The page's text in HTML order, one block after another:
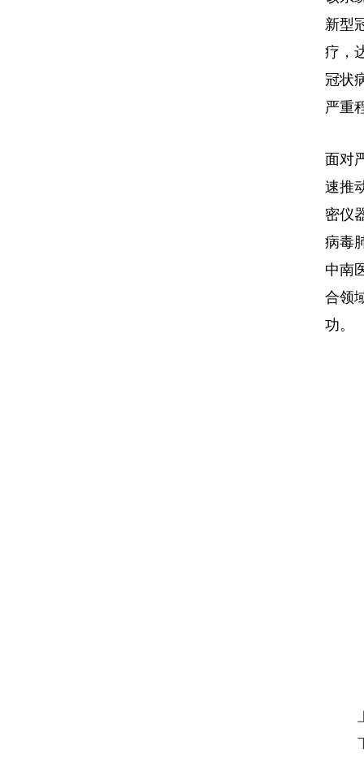
新型
疗，
冠状
严重
面对
速推
密仪
病毒
中南
合领
功。